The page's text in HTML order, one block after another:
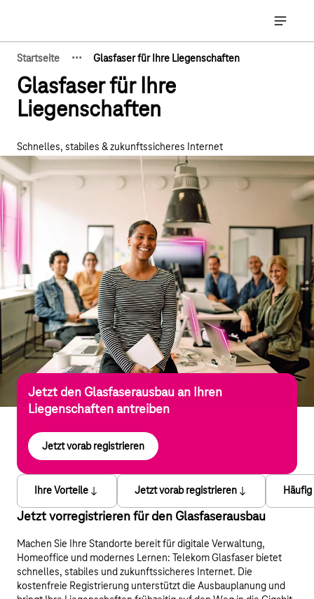
Startseite
Zeige verborgene Breadcrumb-Elemente
··· Glasfaser für Ihre Liegenschaften
Glasfaser für Ihre
Liegenschaften
Schnelles, stabiles & zukunftssicheres Internet
Jetzt den Glasfaserausbau an Ihren
Liegenschaften antreiben
Jetzt vorab registrieren
Ihre Vorteile Jetzt vorab registrieren
Jetzt vorregistrieren für den Glasfaserausbau
Machen Sie Ihre Standorte bereit für digitale Verwaltung,
Homeoffice und modernes Lernen: Telekom Glasfaser bietet
schnelles, stabiles und zukunftssicheres Internet. Die
kostenfreie Registrierung unterstützt die Ausbauplanung und